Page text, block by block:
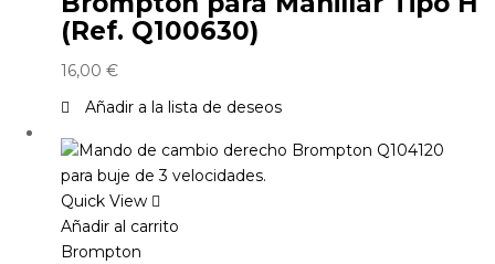
(Ref. Q100630)
16,00 €
Añadir a la lista de deseos
Quick View
Añadir al carrito
Brompton